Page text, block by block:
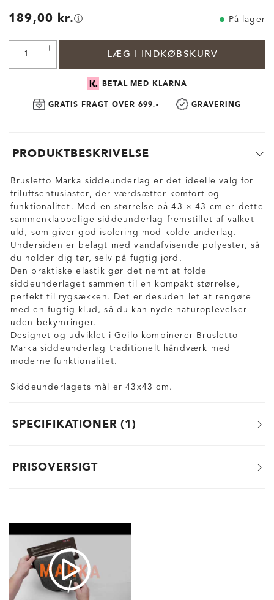
189,00 kr. På lager
LÆG I INDKØBSKURV
BETAL MED KLARNA
GRATIS FRAGT OVER 699,- GRAVERING
PRODUKTBESKRIVELSE
Brusletto Marka siddeunderlag er det ideelle valg for
friluftsentusiaster, der værdsætter komfort og
funktionalitet. Med en størrelse på 43 × 43 cm er dette
sammenklappelige siddeunderlag fremstillet af valket
uld, som giver god isolering mod kolde underlag.
Undersiden er belagt med vandafvisende polyester, så
du holder dig tør, selv på fugtig jord.
Den praktiske elastik gør det nemt at folde
siddeunderlaget sammen til en kompakt størrelse,
perfekt til rygsækken. Det er desuden let at rengøre
med en fugtig klud, så du kan nyde naturoplevelser
uden bekymringer.
Designet og udviklet i Geilo kombinerer Brusletto
Marka siddeunderlag traditionelt håndværk med
moderne funktionalitet.
Siddeunderlagets mål er 43x43 cm.
SPECIFIKATIONER 1
PRISOVERSIGT